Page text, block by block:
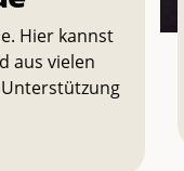
Hier kannst
aus vielen